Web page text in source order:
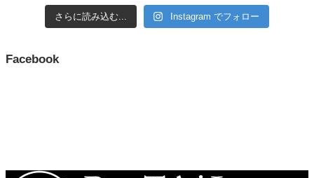
さらに読み込む... Instagram でフォロー
Facebook